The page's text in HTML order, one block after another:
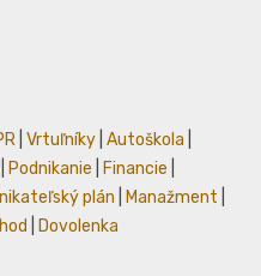
Vrtuľníky Autoškola
Podnikanie Financie
plán Manažment
Dovolenka